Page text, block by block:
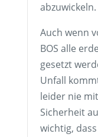
abzuwickeln.
Auch wenn
BOS alle
gesetzt
Unfall
leider nie
Sicherheit
wichtig,